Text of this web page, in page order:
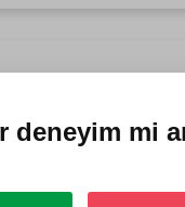
özel bir yeri olduğu
gitti. Demet hanım
ediyorum. Ben çok
deneyim mi